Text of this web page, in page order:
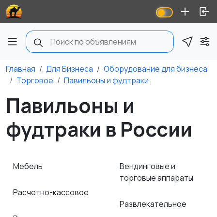
Главная Для Бизнеса
Оборудование для бизнеса
Торговое
Павильоны и фудтраки
Павильоны и
фудтраки в России
Мебель
Расчетно-кассовое
Вендинговые и
торговые аппараты
Развлекательное